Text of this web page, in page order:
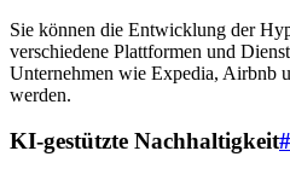
Sie können die Entwicklung der
verschiedene Plattformen und
Unternehmen wie Expedia, Airbnb
werden.
KI-gestützte Nachhaltigkeit#